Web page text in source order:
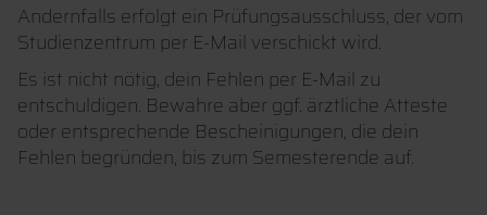
Andernfalls erfolgt ein Prüfungsausschluss, der vom
Studienzentrum per E-Mail verschickt wird.
Es ist nicht nötig, dein Fehlen per E-Mail zu
entschuldigen. Bewahre aber ggf. ärztliche Atteste
oder entsprechende Bescheinigungen, die dein
Fehlen begründen, bis zum Semesterende auf.